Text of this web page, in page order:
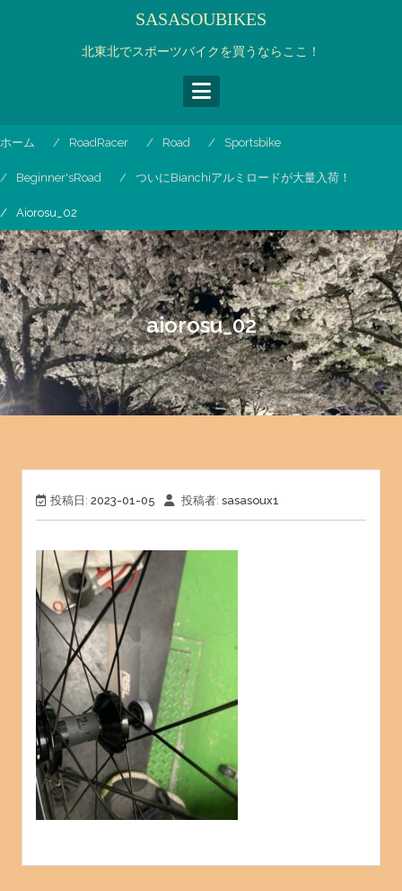
キ
プ
SASASOUBIKES
北東北でスポーツバイクを買うならここ！
ホーム RoadRacer Road Sportsbike
Beginner'sRoad ついにBianchiアルミロードが大量入荷！
Aiorosu_02
aiorosu_02
投稿日: 2023-01-05 投稿者: sasasoux1